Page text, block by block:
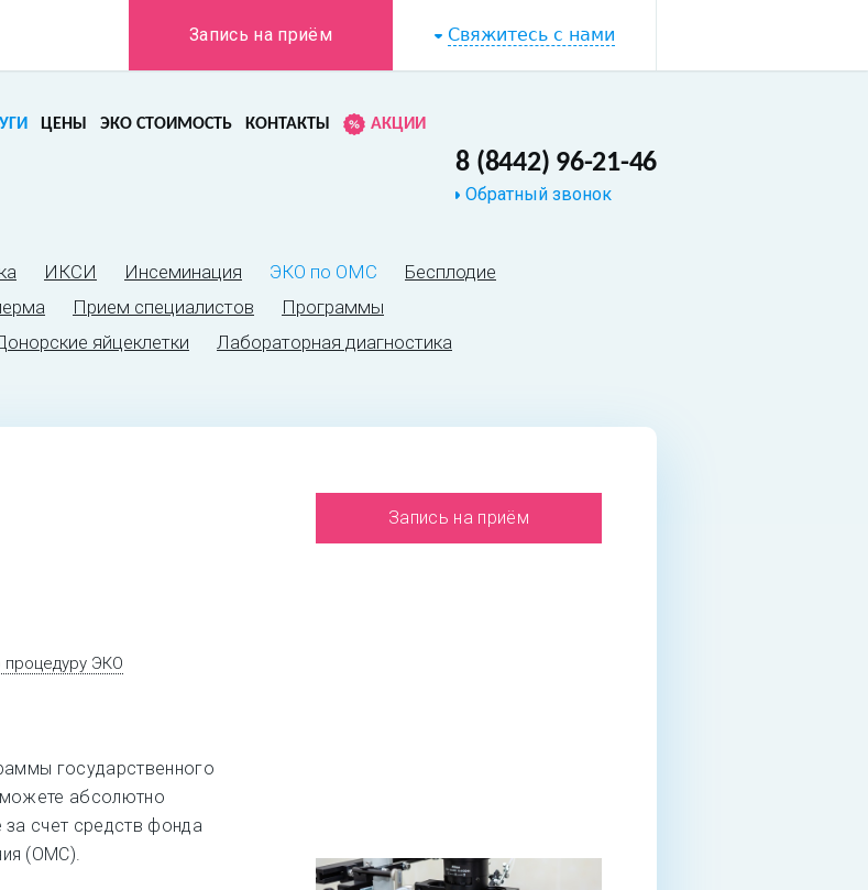
Свяжитесь с нами
Запись на приём
ЦЕНЫ ЭКО СТОИМОСТЬ КОНТАКТЫ АКЦИИ
8 (8442) 96-21-46
Обратный звонок
ИКСИ Инсеминация ЭКО по ОМС
Бесплодие
Прием специалистов
Программы
яйцеклетки Лабораторная диагностика
процедуру ЭКО
государственного
абсолютно
счет средств фонда
(ОМС).
Запись на приём